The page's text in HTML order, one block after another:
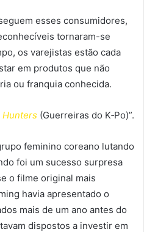
esses consumidores,
tornaram-se
os varejistas estão cada
em produtos que não
ou franquia conhecida.
Hunters (Guerreiras do K‑Po)”.
feminino coreano lutando
foi um sucesso surpresa
o filme original mais
havia apresentado o
mais de um ano antes do
dispostos a investir em